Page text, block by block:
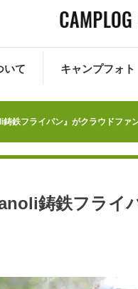
いて キャンプフォト
鉄フライパン』がクラウドファ
鋳鉄フライ